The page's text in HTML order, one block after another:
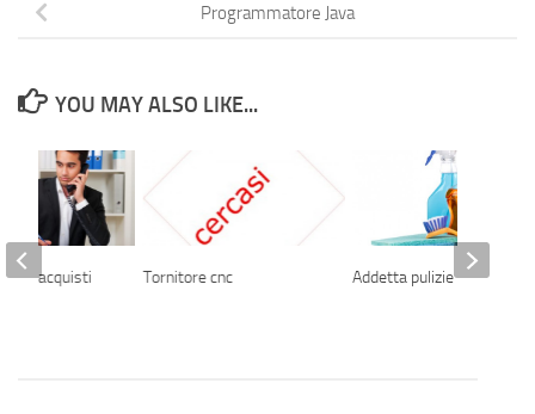
Programmatore Java
YOU MAY ALSO LIKE...
Tornitore cnc Addetta pulizie
acquisti